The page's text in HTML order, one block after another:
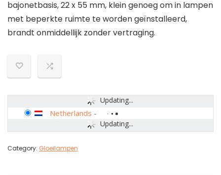
bajonetbasis, 22 x 55 mm, klein genoeg om in lampen
met beperkte ruimte te worden geïnstalleerd,
brandt onmiddellijk zonder vertraging.
Updating...
Updating...
Netherlands -
Category: Gloeilampen